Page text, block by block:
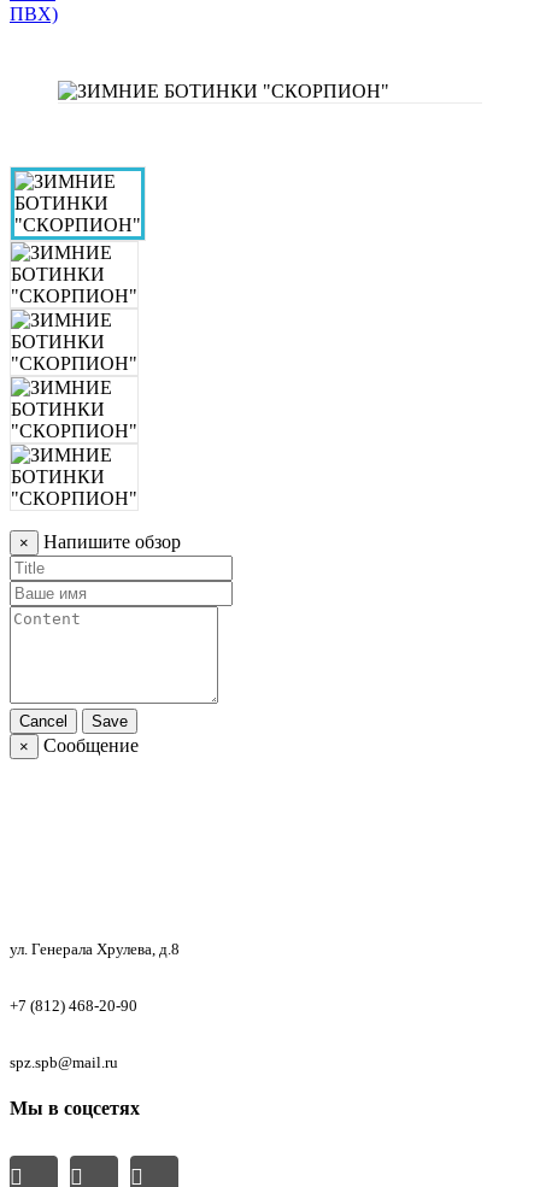
× Напишите обзор
Cancel
Save
×
Сообщение
ул. Генерала Хрулева, д.8
+7 (812) 468-20-90
spz.spb@mail.ru
Мы в соцсетях